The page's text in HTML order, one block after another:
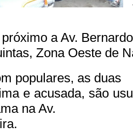
a Av.
Zona Oeste de
populares, as duas
e acusada, são
na Av.